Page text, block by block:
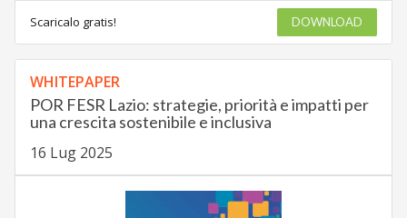
Scaricalo gratis! DOWNLOAD
WHITEPAPER
POR FESR Lazio: strategie, priorità e impatti per
una crescita sostenibile e inclusiva
16 Lug 2025